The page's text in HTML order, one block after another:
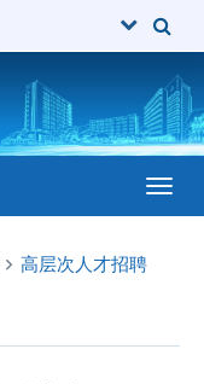
高层次人才招聘